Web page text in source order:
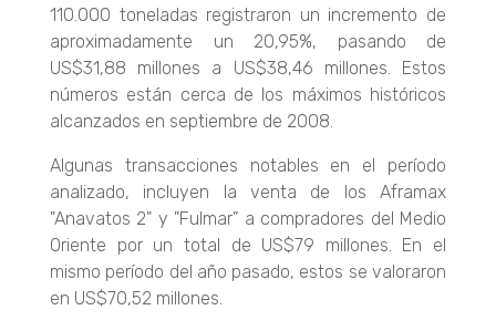
110.000 toneladas registraron un incremento de
aproximadamente un 20,95%, pasando de
US$31,88 millones a US$38,46 millones. Estos
números están cerca de los máximos históricos
alcanzados en septiembre de 2008.
Algunas transacciones notables en el período
analizado, incluyen la venta de los Aframax
"Anavatos 2" y "Fulmar” a compradores del Medio
Oriente por un total de US$79 millones. En el
mismo período del año pasado, estos se valoraron
en US$70,52 millones.